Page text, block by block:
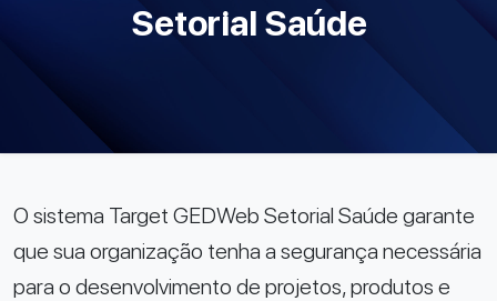
Setorial Saúde
O sistema Target GEDWeb Setorial Saúde garante
que sua organização tenha a segurança necessária
para o desenvolvimento de projetos, produtos e